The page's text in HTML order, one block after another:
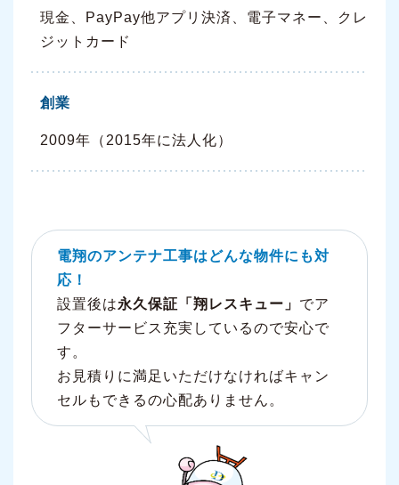
現金、PayPay他アプリ決済、電子マネー、クレ
ジットカード
創業
2009年（2015年に法人化）
電翔のアンテナ工事はどんな物件にも対
応！
設置後は永久保証「翔レスキュー」 でア
フターサービス充実しているので安心で
す。
お見積りに満足いただけなければキャン
セルもできるの心配ありません。